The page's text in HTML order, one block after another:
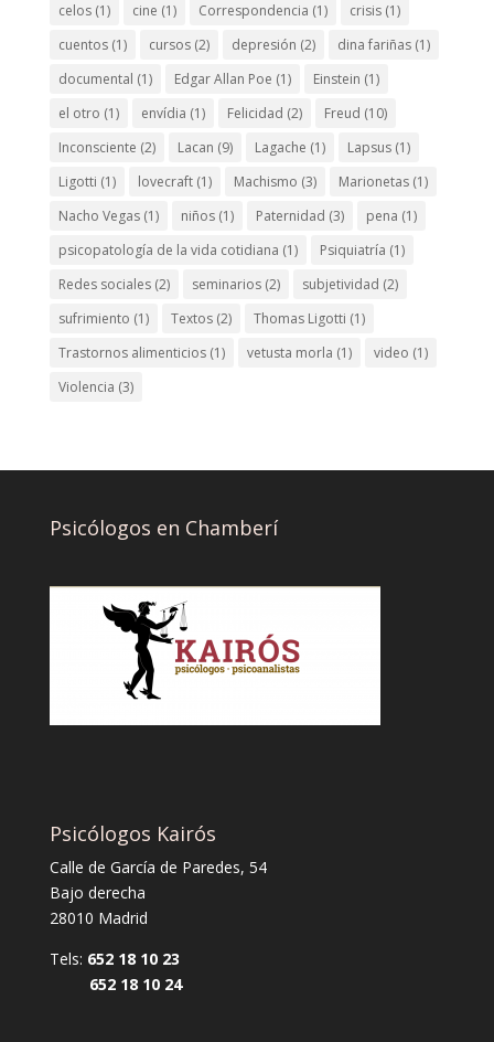
celos(1) cine (1) Correspondencia (1) crisis(1)
cuentos(1) cursos(2) depresión (2) dina fariñas(1)
documental (1) Edgar Allan Poe (1) Einstein (1)
el otro (1) envídia (1) Felicidad (2) Freud (10)
Inconsciente (2) Lacan (9) Lagache (1) Lapsus(1)
Ligotti (1) lovecraft(1) Machismo (3) Marionetas(1)
Nacho Vegas(1) niños(1) Paternidad (3) pena (1)
psicopatología de la vida cotidiana (1) Psiquiatría (1)
Redes sociales(2) seminarios(2) subjetividad (2)
sufrimiento (1) Textos(2) Thomas Ligotti (1)
Trastornos alimenticios(1) vetusta morla (1) video (1)
Violencia (3)
Psicólogos en Chamberí
Psicólogos Kairós
Calle de García de Paredes, 54
Bajo derecha
28010 Madrid
Tels: 652 18 10 23
652 18 10 24